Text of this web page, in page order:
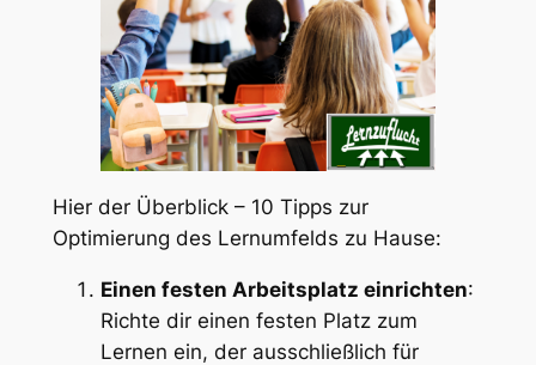
Hier der Überblick – 10 Tipps zur
Optimierung des Lernumfelds zu Hause:
Einen festen Arbeitsplatz einrichten:
Richte dir einen festen Platz zum
Lernen ein, der ausschließlich für